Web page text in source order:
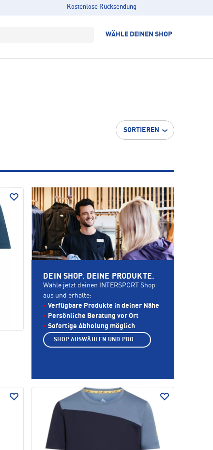
Kostenlose Rücksendung
WÄHLE DEINEN SHOP
SORTIEREN
DEIN SHOP. DEINE PRODUKTE.
Wähle jetzt deinen INTERSPORT Shop
aus und erhalte:
Verfügbare Produkte in deiner Nähe
Persönliche Beratung vor Ort
Sofortige Abholung möglich
SHOP AUSWÄHLEN UND PRODUKTE ANZEIGEN